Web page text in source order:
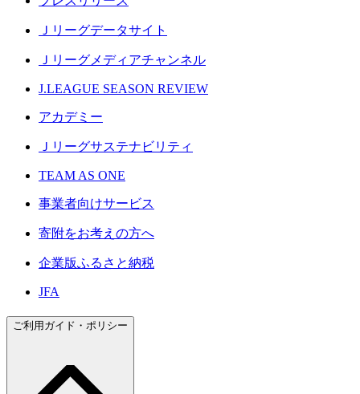
Ｊリーグデータサイト
Ｊリーグメディアチャンネル
J.LEAGUE SEASON REVIEW
アカデミー
Ｊリーグサステナビリティ
TEAM AS ONE
事業者向けサービス
寄附をお考えの方へ
企業版ふるさと納税
JFA
ご利用ガイド・ポリシー